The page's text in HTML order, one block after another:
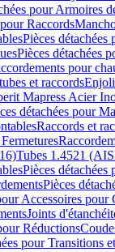
pour Armoires
Raccords
Pièces
Pièces détachées
pour
et raccords
Mapress Acier
détachées pour
Raccords et
Tubes 1.4521
Pièces
Pièces
Accessoires
Joints
Réductions
pour Transitions